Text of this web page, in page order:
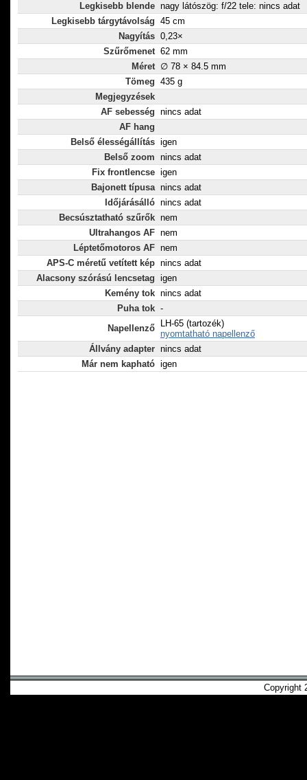
Legkisebb blende nagy látószög: f/22 tele: nincs adat
Legkisebb tárgytávolság 45 cm
Nagyítás 0,23×
Szűrőmenet 62 mm
Méret ∅ 78 × 84.5 mm
Tömeg 435 g
Megjegyzések
AF sebesség nincs adat
AF hang
Belső élességállítás igen
Belső zoom nincs adat
Fix frontlencse igen
Bajonett típusa nincs adat
Időjárásálló nincs adat
Becsúsztatható szűrők nem
Ultrahangos AF nem
Léptetőmotoros AF nem
APS-C méretű vetített kép nincs adat
Alacsony szórású lencsetag igen
Kemény tok nincs adat
Puha tok -
Napellenző
LH-65 (tartozék)
nyomtatható napellenző
Állvány adapter nincs adat
Már nem kapható igen
Copyright